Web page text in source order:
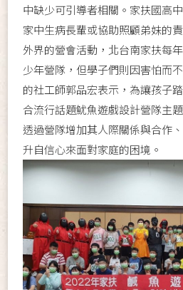
中缺少可引導者相關。家扶國高
家中生病長輩或協助照顧弟妹的
外界的營會活動，北台南家扶每
少年營隊，但學子們則因害怕而
的社工師郭品宏表示，為讓孩子
合流行話題魷魚遊戲設計營隊主
透過營隊增加其人際關係與合作
升自信心來面對家庭的困境。